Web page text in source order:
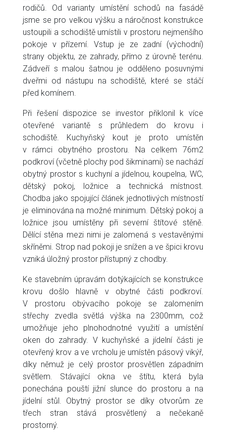
rodičů. Od varianty umístění schodů na fasádě
jsme se pro velkou výšku a náročnost konstrukce
ustoupili a schodiště umístili v prostoru nejmenšího
pokoje v přízemí. Vstup je ze zadní (východní)
strany objektu, ze zahrady, přímo z úrovně terénu.
Zádveří s malou šatnou je odděleno posuvnými
dveřmi od nástupu na schodiště, které se stáčí
před komínem.
Při řešení dispozice se investor přiklonil k více
otevřené variantě s průhledem do krovu i
schodiště. Kuchyňský kout je proto umístěn
v rámci obytného prostoru. Na celkem 76m2
podkroví (včetně plochy pod šikminami) se nachází
obytný prostor s kuchyní a jídelnou, koupelna, WC,
dětský pokoj, ložnice a technická místnost.
Chodba jako spojující článek jednotlivých místností
je eliminována na možné minimum. Dětský pokoj a
ložnice jsou umístěny při severní štítové stěně.
Dělící stěna mezi nimi je zalomená s vestavěnými
skříněmi. Strop nad pokoji je snížen a ve špici krovu
vzniká úložný prostor přístupný z chodby.
Ke stavebním úpravám dotýkajících se konstrukce
krovu došlo hlavně v obytné části podkroví.
V prostoru obývacího pokoje se zalomením
střechy zvedla světlá výška na 2300mm, což
umožňuje jeho plnohodnotné využití a umístění
oken do zahrady. V kuchyňské a jídelní části je
otevřený krov a ve vrcholu je umístěn pásový vikýř,
díky němuž je celý prostor prosvětlen západním
světlem. Stávající okna ve štítu, která byla
ponechána pouští jižní slunce do prostoru a na
jídelní stůl. Obytný prostor se díky otvorům ze
třech stran stává prosvětlený a nečekaně
prostorný.